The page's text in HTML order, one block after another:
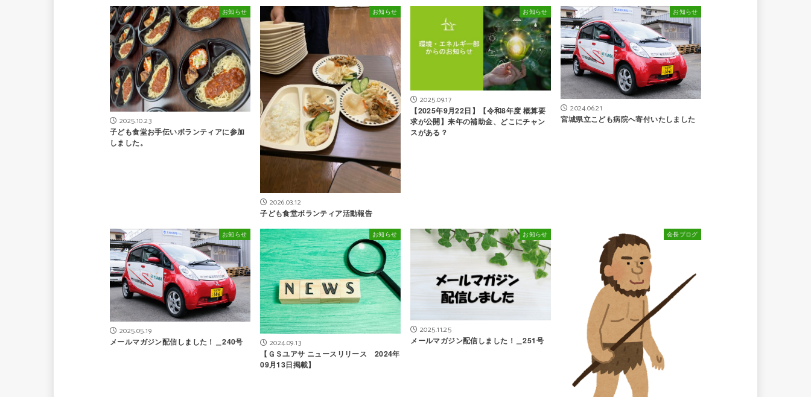
お知らせ
2025.10.23
子ども食堂お手伝いボランティアに参加
しました。
お知らせ
2026.03.12
子ども食堂ボランティア活動報告
お知らせ
2025.09.17
【2025年9月22日】【令和8年度 概算要
求が公開】来年の補助金、どこにチャン
スがある？
お知らせ
2024.06.21
宮城県立こども病院へ寄付いたしました
お知らせ
2025.05.19
メールマガジン配信しました！＿240号
お知らせ
2024.09.13
【ＧＳユアサ ニュースリリース 2024年
09月13日掲載】
お知らせ
2025.11.25
メールマガジン配信しました！＿251号
会長ブログ